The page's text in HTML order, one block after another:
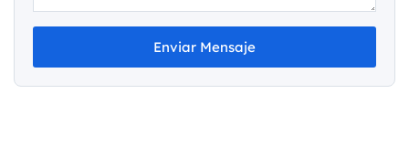
Enviar Mensaje